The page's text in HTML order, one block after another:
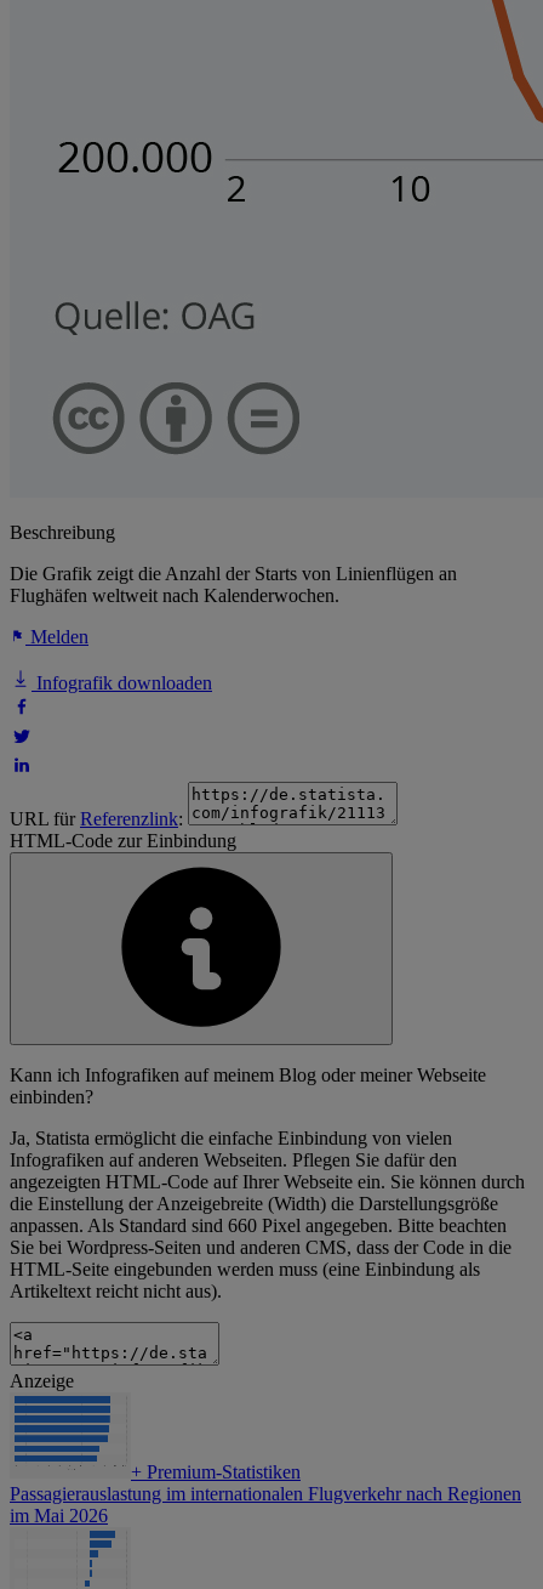
Beschreibung
Die Grafik zeigt die Anzahl der Starts von Linienflügen an
Flughäfen weltweit nach Kalenderwochen.
Melden
Infografik downloaden
URL fürReferenzlink:
HTML-Code zur Einbindung
Kann ich Infografiken auf meinem Blog oder meiner Webseite
einbinden?
Ja, Statista ermöglicht die einfache Einbindung von vielen
Infografiken auf anderen Webseiten. Pflegen Sie dafür den
angezeigten HTML-Code auf Ihrer Webseite ein. Sie können durch
die Einstellung der Anzeigebreite (Width) die Darstellungsgröße
anpassen. Als Standard sind 660 Pixel angegeben. Bitte beachten
Sie bei Wordpress-Seiten und anderen CMS, dass der Code in die
HTML-Seite eingebunden werden muss (eine Einbindung als
Artikeltext reicht nicht aus).
Anzeige
+ Premium-Statistiken
Passagierauslastung im internationalen Flugverkehr nach Regionen
im Mai 2026